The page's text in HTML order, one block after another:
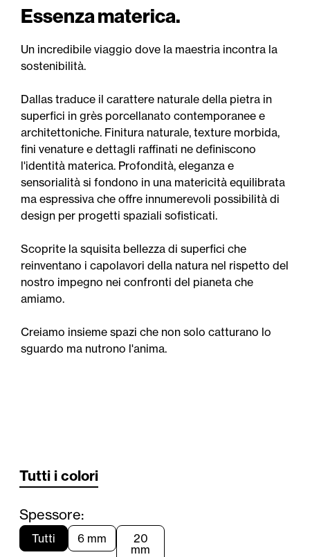
Essenza materica.
Un incredibile viaggio dove la maestria incontra la
sostenibilità.
Dallas traduce il carattere naturale della pietra in
superfici in grès porcellanato contemporanee e
architettoniche. Finitura naturale, texture morbida,
fini venature e dettagli raffinati ne definiscono
l'identità materica. Profondità, eleganza e
sensorialità si fondono in una matericità equilibrata
ma espressiva che offre innumerevoli possibilità di
design per progetti spaziali sofisticati.
Scoprite la squisita bellezza di superfici che
reinventano i capolavori della natura nel rispetto del
nostro impegno nei confronti del pianeta che
amiamo.
Creiamo insieme spazi che non solo catturano lo
sguardo ma nutrono l'anima.
Tutti i colori
Spessore:
Tutti 6 mm
20
mm